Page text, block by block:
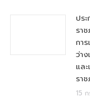
ปร
รา
กา
ว่า
แล
รา
15